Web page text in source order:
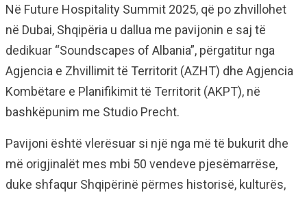
Në Future Hospitality Summit 2025, që po zhvillohet
në Dubai, Shqipëria u dallua me pavijonin e saj të
dedikuar “Soundscapes of Albania”, përgatitur nga
Agjencia e Zhvillimit të Territorit (AZHT) dhe Agjencia
Kombëtare e Planifikimit të Territorit (AKPT), në
bashkëpunim me Studio Precht.
Pavijoni është vlerësuar si një nga më të bukurit dhe
më origjinalët mes mbi 50 vendeve pjesëmarrëse,
duke shfaqur Shqipërinë përmes historisë, kulturës,